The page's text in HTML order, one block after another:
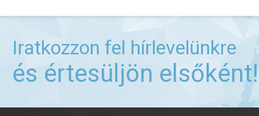
Iratkozzon fel hírlevelünkre
és értesüljön elsőként!